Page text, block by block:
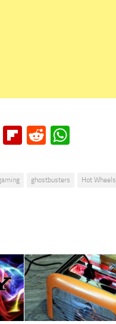
LinkedIn
Flipboard
Reddit
ghostbusters Hot Wheels